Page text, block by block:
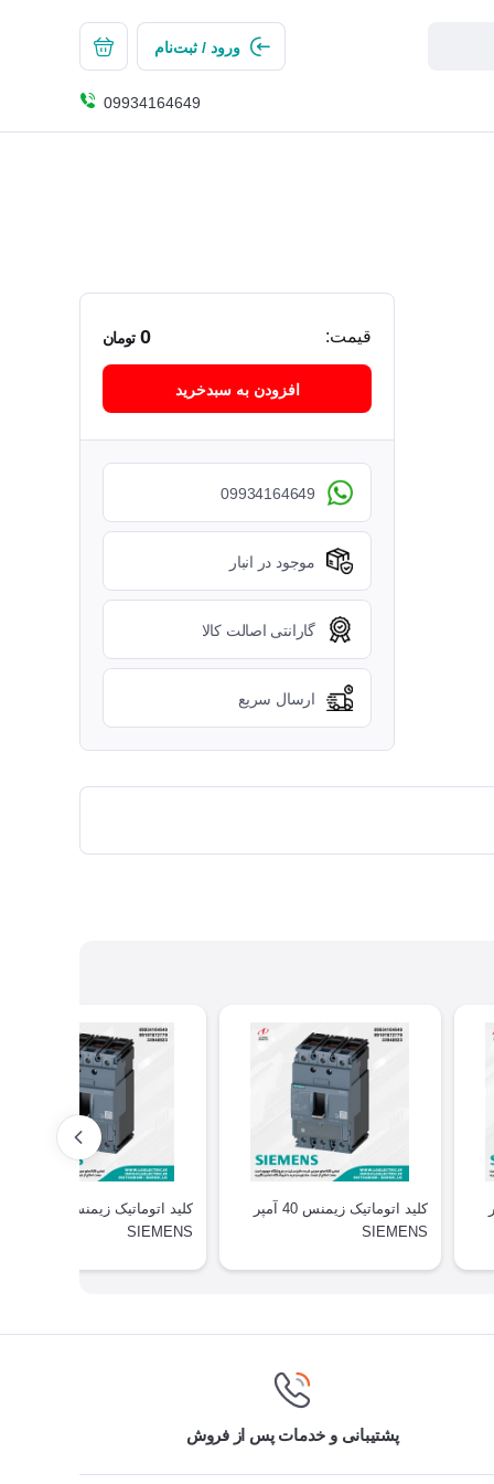
ورود / ثبت‌نام
09934164649
قیمت: 0 تومان
افزودن به سبدخرید
09934164649
موجود در انبار
گارانتی اصالت کالا
ارسال سریع
کلید اتوماتیک زیمنس 40 آمپر
SIEMENS
SIEMENS
پشتیبانی و خدمات پس از فروش